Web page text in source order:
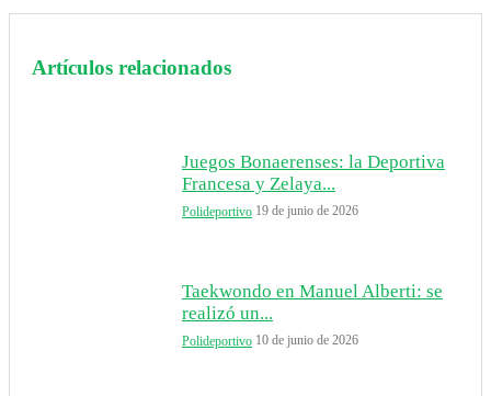
Artículos relacionados
Juegos Bonaerenses: la Deportiva
Francesa y Zelaya...
Polideportivo 19 de junio de 2026
Taekwondo en Manuel Alberti: se
realizó un...
Polideportivo 10 de junio de 2026